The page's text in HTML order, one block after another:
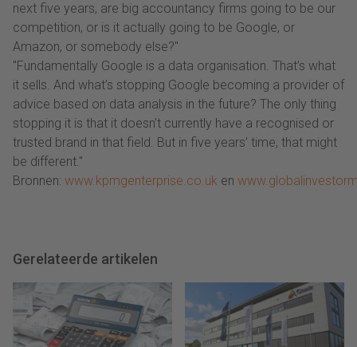
next five years, are big accountancy firms going to be our
competition, or is it actually going to be Google, or
Amazon, or somebody else?"
"Fundamentally Google is a data organisation. That’s what
it sells. And what’s stopping Google becoming a provider of
advice based on data analysis in the future? The only thing
stopping it is that it doesn’t currently have a recognised or
trusted brand in that field. But in five years’ time, that might
be different."
Bronnen: www.kpmgenterprise.co.uk en
Gerelateerde artikelen